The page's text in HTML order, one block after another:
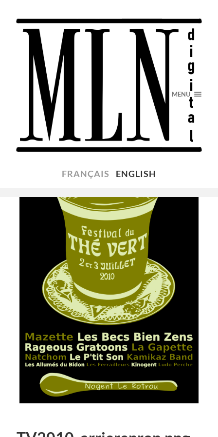
FRANÇAIS ENGLISH
MENU